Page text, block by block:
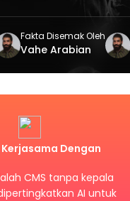
Fakta Disemak Oleh
Vahe Arabian
Dengan
CMS tanpa kepala
AI untuk